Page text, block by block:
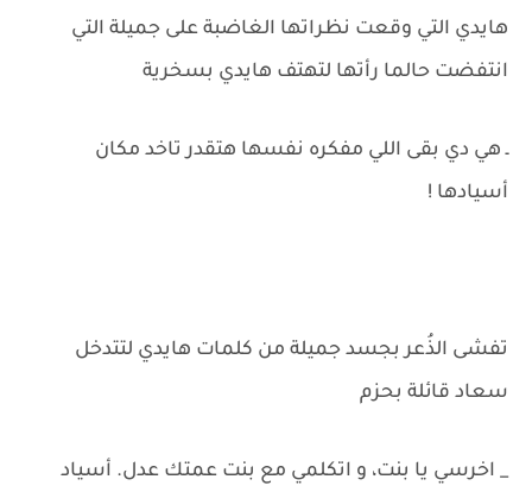
هايدي التي وقعت نظراتها الغاضبة على جميلة التي
انتفضت حالما رأتها لتهتف هايدي بسخرية
ـ هي دي بقى اللي مفكره نفسها هتقدر تاخد مكان
أسيادها !
تفشى الذُعر بجسد جميلة من كلمات هايدي لتتدخل
سعاد قائلة بحزم
_ اخرسي يا بنت، و اتكلمي مع بنت عمتك عدل. أسياد